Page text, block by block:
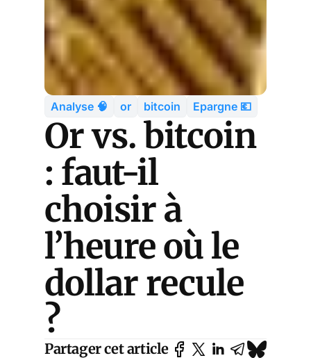
Analyse 🧠 or bitcoin Epargne 💶
Or vs. bitcoin
: faut-il
choisir à
l’heure où le
dollar recule
?
Partager cet article